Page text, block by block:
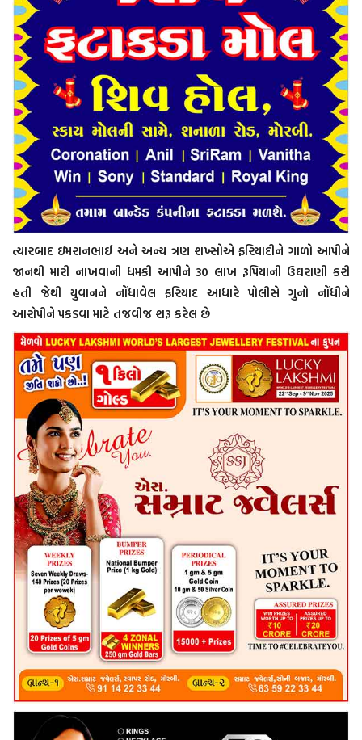
ત્યારબાદ ઇમરાનભાઈ અને અન્ય ત્રણ શખ્સોએ ફરિયાદીને ગાળો આપીને
જાનથી મારી નાખવાની ધમકી આપીને 30 લાખ રૂપિયાની ઉઘરાણી કરી
હતી જેથી યુવાનને નોંધાવેલ ફરિયાદ આધારે પોલીસે ગુનો નોંધીને
આરોપીને પકડવા માટે તજવીજ શરૂ કરેલ છે